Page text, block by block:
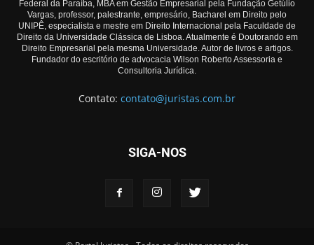
Federal da Paraíba, MBA em Gestão Empresarial pela Fundação Getúlio
Vargas, professor, palestrante, empresário, Bacharel em Direito pelo
UNIPÊ, especialista e mestre em Direito Internacional pela Faculdade de
Direito da Universidade Clássica de Lisboa. Atualmente é Doutorando em
Direito Empresarial pela mesma Universidade. Autor de livros e artigos.
Fundador do escritório de advocacia Wilson Roberto Assessoria e
Consultoria Jurídica.
Contato: contato@juristas.com.br
SIGA-NOS